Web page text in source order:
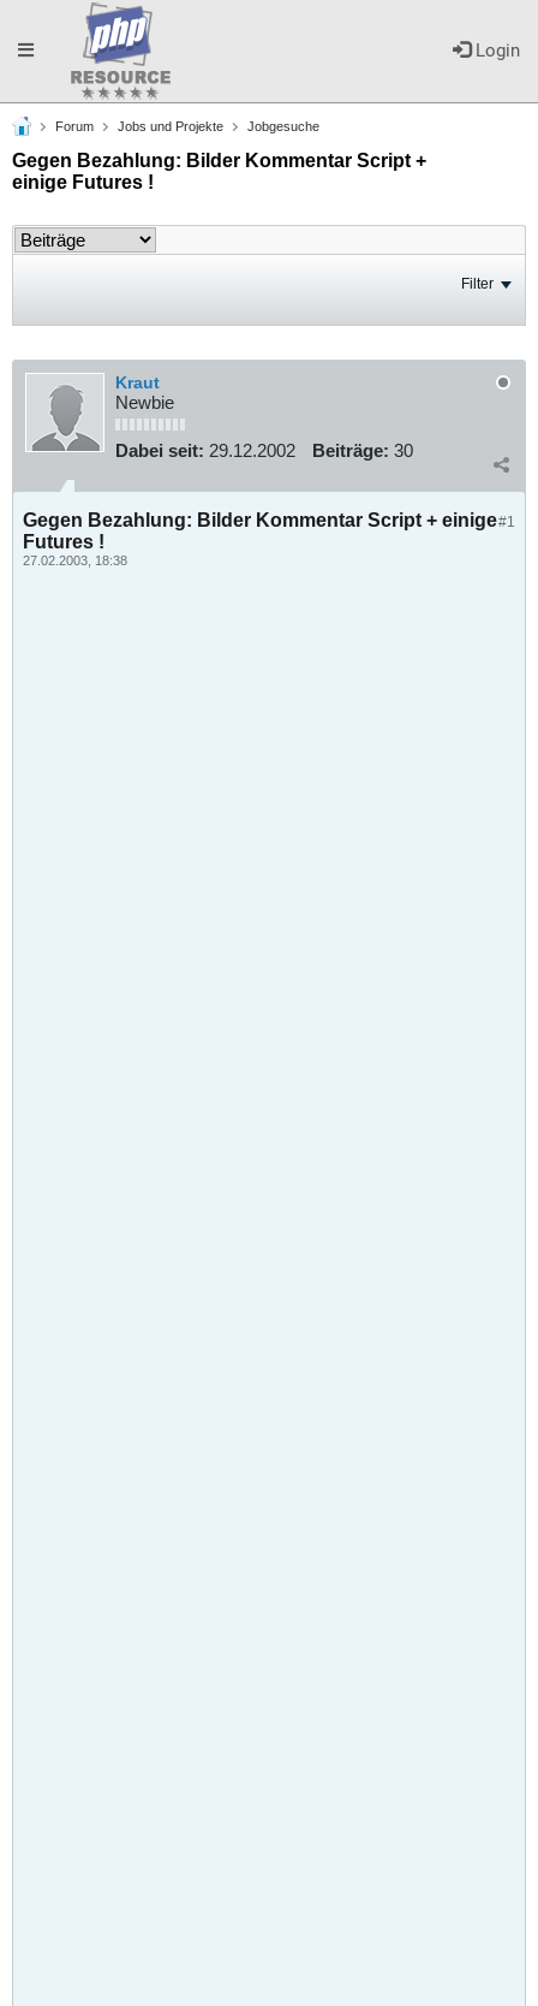
Login
Toggle
navigation
Forum Jobs und Projekte Jobgesuche
Gegen Bezahlung: Bilder Kommentar Script +
einige Futures !
Filter
Kraut
Newbie
Dabei seit: 29.12.2002 Beiträge: 30
#1
Gegen Bezahlung: Bilder Kommentar Script + einige
Futures !
27.02.2003, 18:38